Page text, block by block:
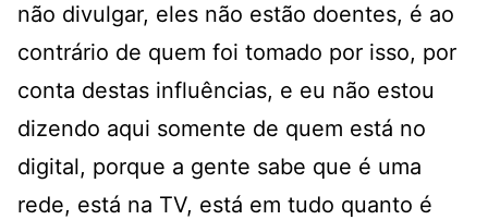
não divulgar, eles não estão doentes, é ao
contrário de quem foi tomado por isso, por
conta destas influências, e eu não estou
dizendo aqui somente de quem está no
digital, porque a gente sabe que é uma
rede, está na TV, está em tudo quanto é